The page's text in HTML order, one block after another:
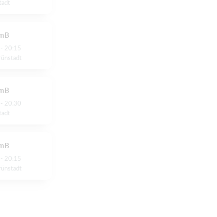
20:15
20:30
20:15